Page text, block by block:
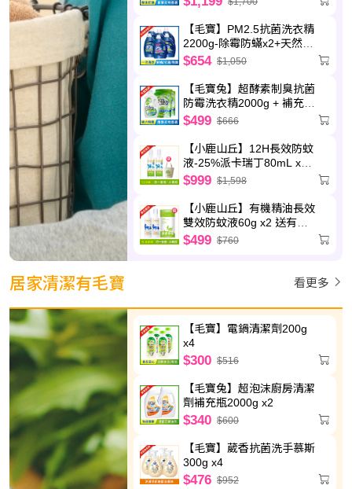
【毛寶】PM2.5抗菌洗衣精
2200g-除霉防蟎x2+天然植
萃x2+制臭極淨x2
$654 $1,050
【毛寶兔】超酵素制臭抗菌
防霉洗衣精2000g + 補充包
1800g x3
$499 $666
【小鹿山丘】12H長效防蚊
液-25%派卡瑞丁80mL x2
送圓筒帆布袋
$999 $1,598
【小鹿山丘】有機精油長效
雙效防蚊液60g x2 送有機
精油驅蚊貼片(6枚/包)-效期
$499 $760
居家清潔有毛寶 看更多
【毛寶】電鍋清潔劑200g
x4
$300 $516
【毛寶兔】超泡沫廚房清潔
劑補充瓶2000g x2
$340 $600
【毛寶】葳香抗菌洗手慕斯
300g x4
$476 $952